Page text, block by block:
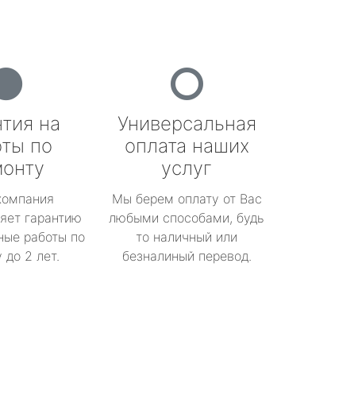
на
по
гарантию
работы по
до 2 лет.
Универсальная
оплата наших
услуг
Мы берем оплату от Вас
любыми способами, будь
то наличный или
безналиный перевод.